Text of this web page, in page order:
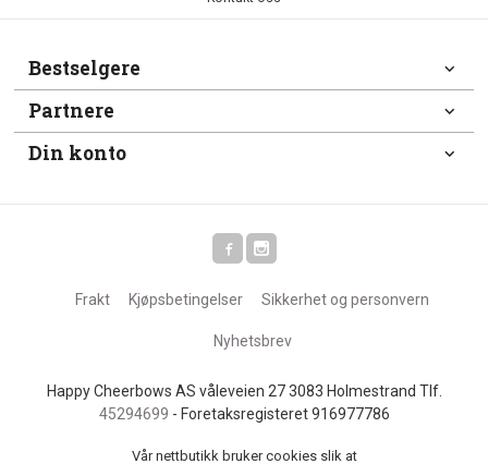
Bestselgere
Partnere
Din konto
Frakt Kjøpsbetingelser Sikkerhet og personvern
Nyhetsbrev
Happy Cheerbows AS våleveien 27 3083 Holmestrand Tlf.
45294699 - Foretaksregisteret 916977786
Vår nettbutikk bruker cookies slik at